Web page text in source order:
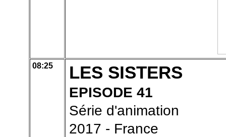
08:25 LES SISTERS
EPISODE 41
Série d'animation
2017 - France